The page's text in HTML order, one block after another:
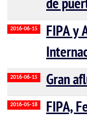
de
2016-06-15
FIPA y
2016-06-15 Gran
2016-05-18
FIPA,